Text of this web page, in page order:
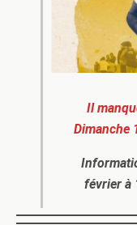
Il
Dimanche
février à